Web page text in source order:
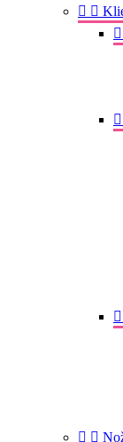
 



 